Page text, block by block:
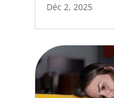
Déc 2, 2025